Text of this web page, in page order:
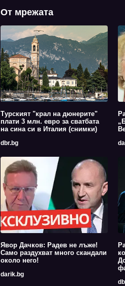
От мрежата
Турският "крал на дюнерите"
плати 3 млн. евро за сватбата
на сина си в Италия (снимки)
dbr.bg
Явор Дачков: Радев не лъже!
Само раздухват много скандали
около него!
darik.bg